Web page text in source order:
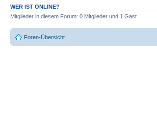
WER IST ONLINE?
Mitglieder in diesem Forum: 0 Mitglieder und 1 Gast
Foren-Übersicht